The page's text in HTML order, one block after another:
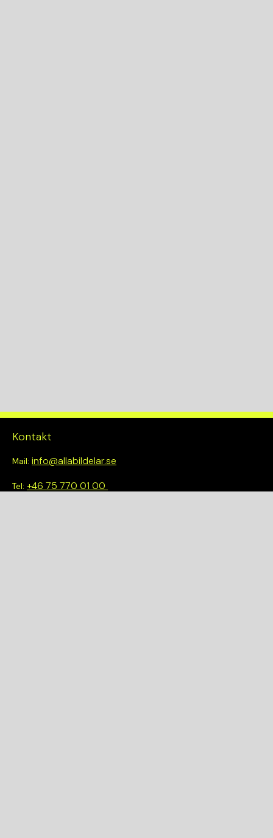
Kontakt
Mail: info@allabildelar.se
Tel: +46 75 770 01 00